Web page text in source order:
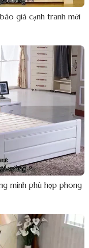
giá cạnh tranh mới
minh phù hợp phong